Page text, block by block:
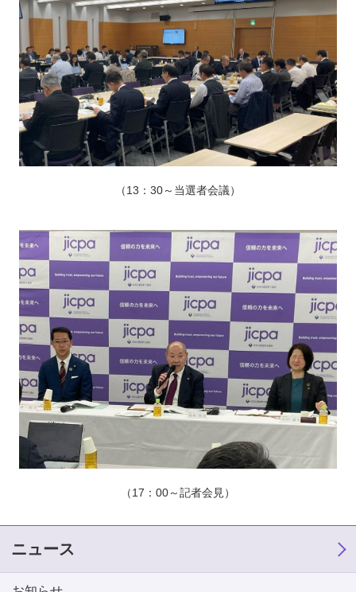
（13：30～当選者会議）
（17：00～記者会見）
ニュース